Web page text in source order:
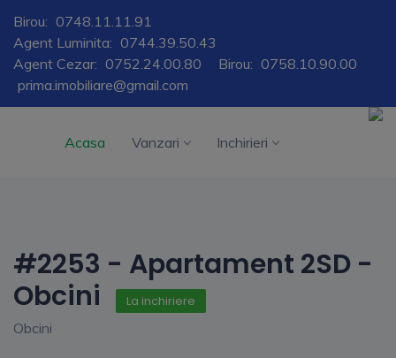
Birou: 0748.11.11.91
Agent Luminita: 0744.39.50.43
Agent Cezar: 0752.24.00.80 Birou: 0758.10.90.00
prima.imobiliare@gmail.com
Acasa Vanzari Inchirieri
#2253 - Apartament 2SD -
Obcini
La inchiriere
Obcini